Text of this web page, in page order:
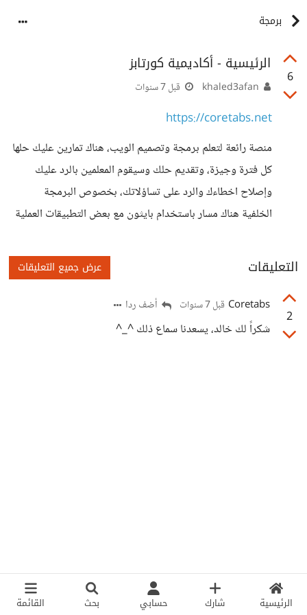
الرئيسية شارك حسابي بحث القائمة
برمجة
6
الرئيسية - أكاديمية كورتابز
قبل 7 سنوات
https://coretabs.net
منصة رائعة لتعلم برمجة وتصميم الويب، هناك تمارين عليك حلها
كل فترة وجيزة، وتقديم حلك وسيقوم المعلمين بالرد عليك
وإصلاح اخطاءك والرد على تساؤلاتك، بخصوص البرمجة
الخلفية هناك مسار باستخدام بايثون مع بعض التطبيقات العملية
التعليقات عرض جميع التعليقات
2
Coretabs قبل 7 سنوات أضف ردا
شكراً لك خالد، يسعدنا سماع ذلك ^_^